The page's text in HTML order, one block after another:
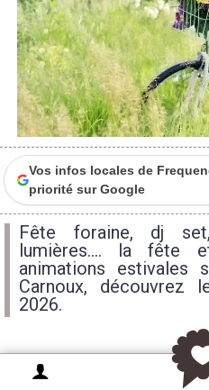
Vos infos locales de
priorité sur Google
Fête foraine, dj
lumières.... la fête
animations estivales
Carnoux, découvrez
2026.
C'est l'été à Carnoux en